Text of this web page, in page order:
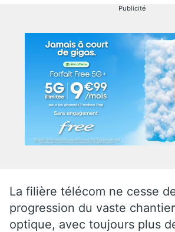
Publicité
La filière télécom ne cesse
progression du vaste
optique, avec toujours plus